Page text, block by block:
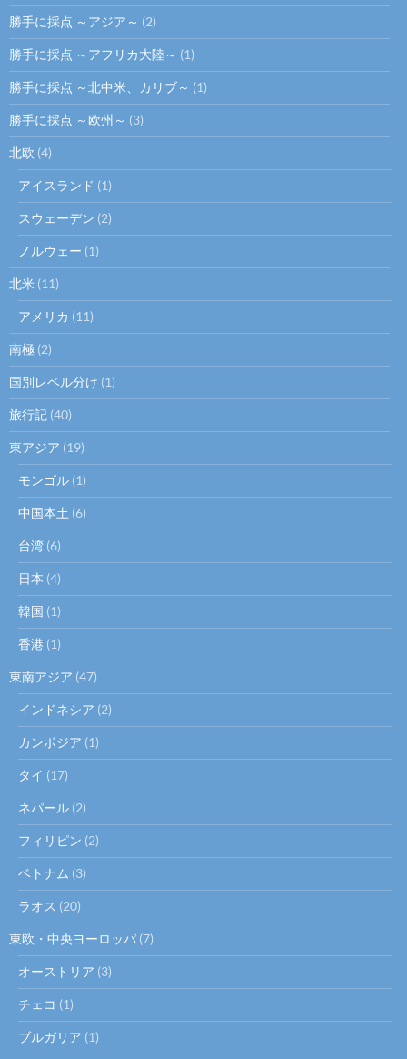
勝手に採点 ～アジア～ (2)
勝手に採点 ～アフリカ大陸～ (1)
勝手に採点 ～北中米、カリブ～ (1)
勝手に採点 ～欧州～ (3)
北欧 (4)
アイスランド (1)
スウェーデン (2)
ノルウェー (1)
北米 (11)
アメリカ (11)
南極 (2)
国別レベル分け (1)
旅行記 (40)
東アジア (19)
モンゴル (1)
中国本土 (6)
台湾 (6)
日本 (4)
韓国 (1)
香港 (1)
東南アジア (47)
インドネシア (2)
カンボジア (1)
タイ (17)
ネパール (2)
フィリピン (2)
ベトナム (3)
ラオス (20)
東欧・中央ヨーロッパ (7)
オーストリア (3)
チェコ (1)
ブルガリア (1)